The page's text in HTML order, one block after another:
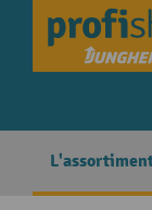
Skip to